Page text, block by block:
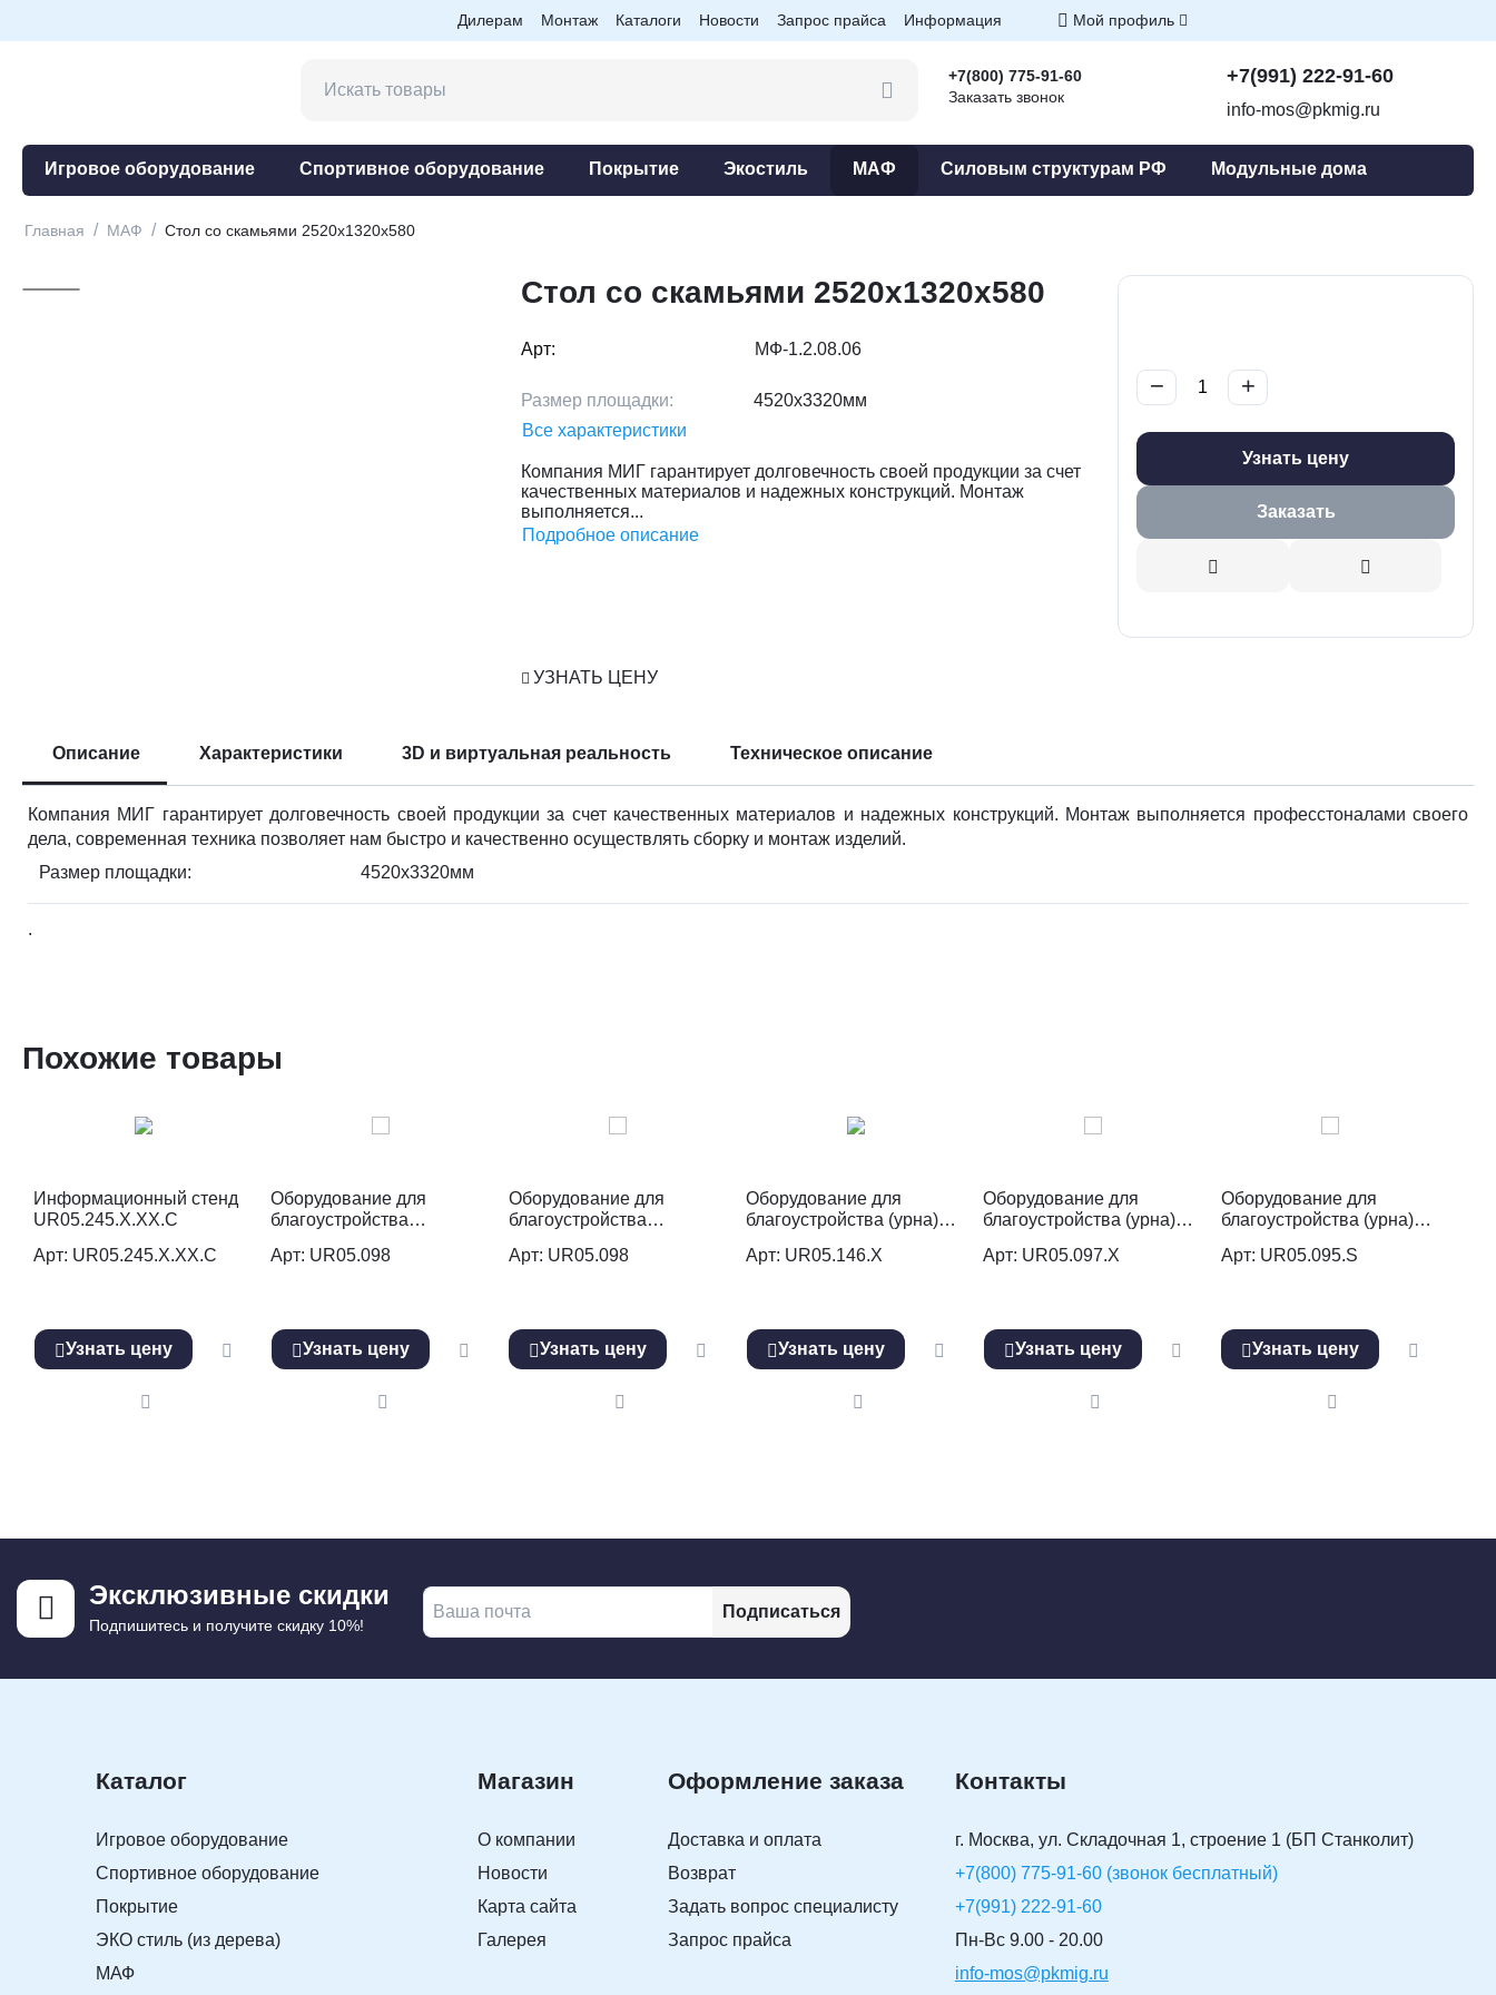
Дилерам Монтаж Каталоги Новости Запрос прайса Информация Мой профиль
+7(800) 775-91-60
Заказать звонок
+7(991) 222-91-60
info-mos@pkmig.ru
Игровое оборудование Спортивное оборудование Покрытие Экостиль МАФ Силовым структурам РФ Модульные дома
Главная / МАФ / Стол со скамьями 2520x1320x580
Стол со скамьями 2520x1320x580
Арт: МФ-1.2.08.06
Размер площадки:
4520х3320мм
Все характеристики
Компания МИГ гарантирует долговечность своей продукции за счет
качественных материалов и надежных конструкций. Монтаж
выполняется...
Подробное описание
+
−
Узнать цену
Заказать
УЗНАТЬ ЦЕНУ
Описание Характеристики 3D и виртуальная реальность Техническое описание
Компания МИГ гарантирует долговечность своей продукции за счет качественных материалов и надежных конструкций. Монтаж выполняется професстоналами своего
дела, современная техника позволяет нам быстро и качественно осуществлять сборку и монтаж изделий.
Размер площадки:
4520х3320мм
.
Похожие товары
Информационный стенд
UR05.245.X.XX.C
Арт: UR05.245.X.XX.C
Узнать цену
Оборудование для
благоустройства
UR05.098.W
Арт: UR05.098
Узнать цену
Оборудование для
благоустройства
UR05.098.S
Арт: UR05.098
Узнать цену
Оборудование для
благоустройства (урна)
Арт: UR05.146.Х
Узнать цену
Оборудование для
благоустройства (урна)
Арт: UR05.097.Х
Узнать цену
Оборудование для
благоустройства (урна)
Арт: UR05.095.S
Узнать цену
Эксклюзивные скидки
Подпишитесь и получите скидку 10%!
Подписаться
Каталог
Игровое оборудование
Спортивное оборудование
Покрытие
ЭКО стиль (из дерева)
МАФ
Магазин
О компании
Новости
Карта сайта
Галерея
Оформление заказа
Доставка и оплата
Возврат
Задать вопрос специалисту
Запрос прайса
Контакты
г. Москва, ул. Складочная 1, строение 1 (БП Станколит)
+7(800) 775-91-60 (звонок бесплатный)
+7(991) 222-91-60
Пн-Вс 9.00 - 20.00
info-mos@pkmig.ru